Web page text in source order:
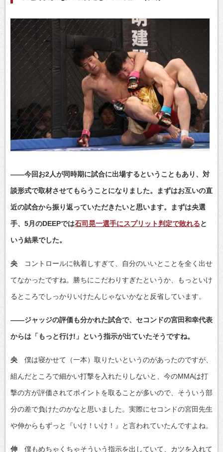
――今回お2人が同時期に試合に出場するということもあり、対
談形式で取材させてもらうことになりました。まずはお互いの直
近の試合から振り返っていただきたいと思います。まずは央選
手、5月のDEEPでは石司晃一選手にスプリット判定で敗れると
いう結果でした。
央 コントロールに執着しすぎて、自分のいいとことを全く出せ
てなかったですね。勝ちにこだわりすぎたというか、もっといけ
るところでしっかりいけたんじゃないかなと反省しています。
――ジャッジの評価も分かれた試合で、セコンドの宮田和幸代表
からは「もっと行け!」という指示が出ていたそうですね。
央 僕は寝かせて（一本）取りたいというのがあったのですが、
組んだところで細かい打撃を入れたりしないと、今のMMAは打
撃の方が評価されてポイントを取ることが多いので、そういう部
分の差で負けたのかなと思いました。実際にセコンドの宮田先生
や伸からもずっと『いけ！いけ！』と言われていたんですよね。
伸 僕もめちゃくちゃそういう指示を出していて、カツを入れて